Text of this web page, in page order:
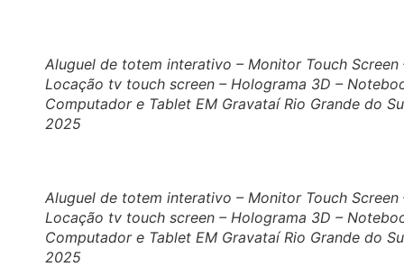
Aluguel de totem interativo – Monitor Touch Screen
Locação tv touch screen – Holograma 3D –
Computador e Tablet EM Gravataí Rio Grande do
2025
Aluguel de totem interativo – Monitor Touch Screen
Locação tv touch screen – Holograma 3D –
Computador e Tablet EM Gravataí Rio Grande do
2025